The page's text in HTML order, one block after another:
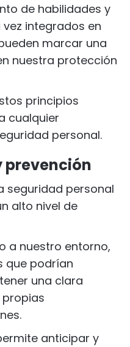
de habilidades y
integrados en
marcar una
nuestra protección
principios
cualquier
personal.
prevención
seguridad personal
alto nivel de
a nuestro entorno,
que podrían
una clara
anticipar y